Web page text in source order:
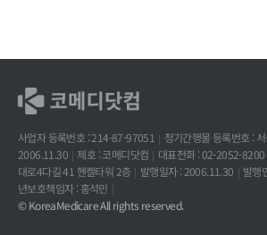
사업자 등록번호 : 214-87-97051 정기간행물 등록번호 :
2006.11.30
제호 : 코메디닷컴 대표전화 : 02-2052-8200
대로4다길 41 헨켈타워 2층
발행일자 : 2006.11.30 발행
년보호책임자 : 홍석민
© KoreaMedicare All rights reserved.